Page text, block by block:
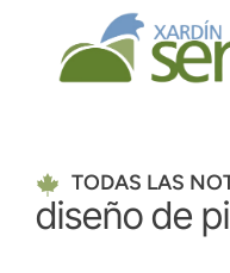
TODAS LAS
diseño de